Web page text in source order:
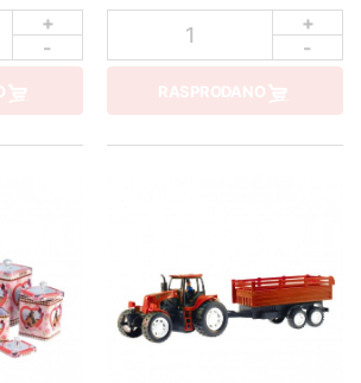
+
-
1
+
-
RASPRODANO